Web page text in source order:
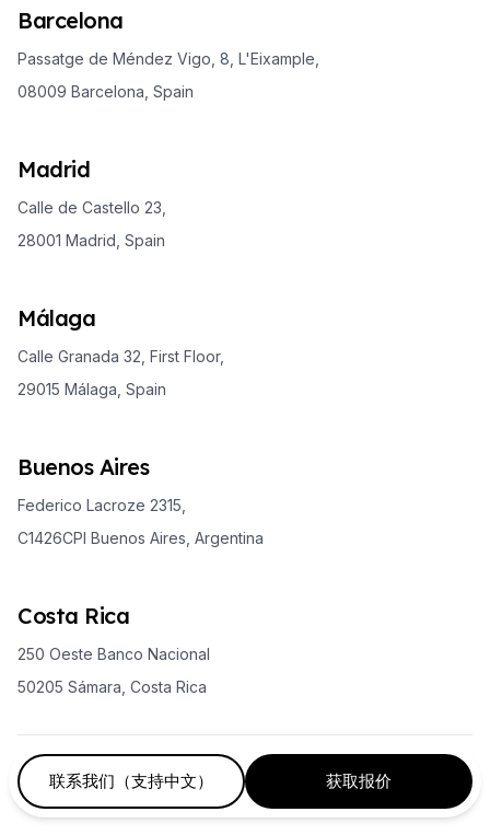
Barcelona
Passatge de Méndez Vigo, 8, L'Eixample,
08009 Barcelona, Spain
Madrid
Calle de Castello 23,
28001 Madrid, Spain
Málaga
Calle Granada 32, First Floor,
29015 Málaga, Spain
Buenos Aires
Federico Lacroze 2315,
C1426CPI Buenos Aires, Argentina
Costa Rica
250 Oeste Banco Nacional
50205 Sámara, Costa Rica
Copyright © 2010 – 2026 Expanish. All rights reserved
联系我们（支持中文） 获取报价